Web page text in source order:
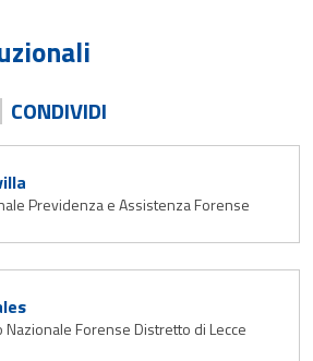
CONDIVIDI
Previdenza e Assistenza Forense
Nazionale Forense Distretto di Lecce